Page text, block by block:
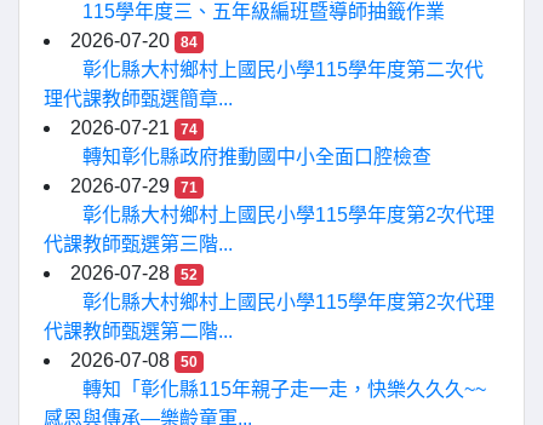
115學年度三、五年級編班暨導師抽籤作業
2026-07-20
84
彰化縣大村鄉村上國民小學115學年度第二次代
理代課教師甄選簡章...
2026-07-21
74
轉知彰化縣政府推動國中小全面口腔檢查
2026-07-29
71
彰化縣大村鄉村上國民小學115學年度第2次代理
代課教師甄選第三階...
2026-07-28
52
彰化縣大村鄉村上國民小學115學年度第2次代理
代課教師甄選第二階...
2026-07-08
50
轉知「彰化縣115年親子走一走，快樂久久久~~
感恩與傳承—樂齡童軍...